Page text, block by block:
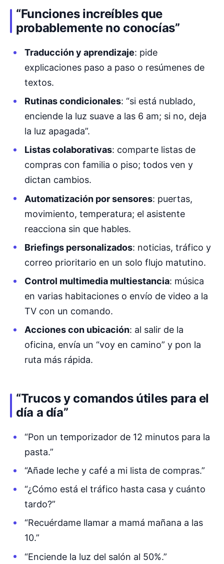
“Funciones increíbles que
probablemente no conocías”
Traducción y aprendizaje: pide
explicaciones paso a paso o resúmenes de
textos.
Rutinas condicionales: “si está nublado,
enciende la luz suave a las 6 am; si no, deja
la luz apagada”.
Listas colaborativas: comparte listas de
compras con familia o piso; todos ven y
dictan cambios.
Automatización por sensores: puertas,
movimiento, temperatura; el asistente
reacciona sin que hables.
Briefings personalizados: noticias, tráfico y
correo prioritario en un solo flujo matutino.
Control multimedia multiestancia: música
en varias habitaciones o envío de video a la
TV con un comando.
Acciones con ubicación: al salir de la
oficina, envía un “voy en camino” y pon la
ruta más rápida.
“Trucos y comandos útiles para el
día a día”
“Pon un temporizador de 12 minutos para la
pasta.”
“Añade leche y café a mi lista de compras.”
“¿Cómo está el tráfico hasta casa y cuánto
tardo?”
“Recuérdame llamar a mamá mañana a las
10.”
“Enciende la luz del salón al 50%.”